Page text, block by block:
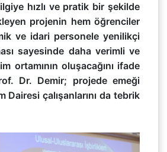
hızlı ve pratik bir şekilde
projenin hem öğrenciler
ve idari personele yenilikçi
sayesinde daha verimli ve
ortamının oluşacağını ifade
Dr. Demir; projede emeği
Dairesi çalışanlarını da tebrik